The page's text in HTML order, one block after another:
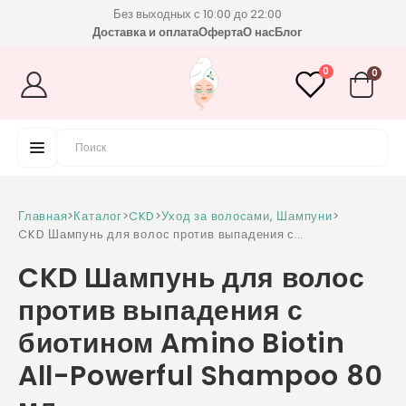
Без выходных с 10:00 до 22:00
Доставка и оплатаОфертаО насБлог
0 0
Главная>Каталог>CKD>Уход за волосами, Шампуни>
CKD Шампунь для волос против выпадения с
Shampoo 80 мл
CKD Шампунь для волос
против выпадения с
биотином Amino Biotin
All-Powerful Shampoo 80